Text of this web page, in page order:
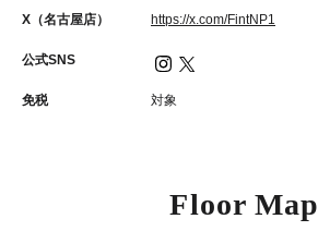
X（名古屋店） https://x.com/FintNP1
公式SNS
免税 対象
Floor Map